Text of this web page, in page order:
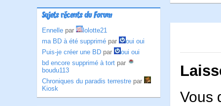
Sujets récents du Forum
Ennelle par
lolotte21
ma BD à été supprimé par
oui oui
Puis-je créer une BD par
oui oui
bd encore supprimé à tort par
boudu113
Chroniques du paradis terrestre par
Kiosk
Vous